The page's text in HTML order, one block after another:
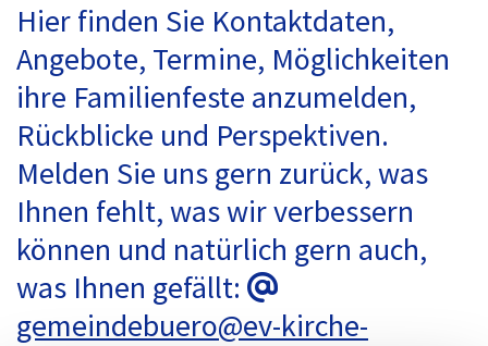
Hier finden Sie Kontaktdaten,
Angebote, Termine, Möglichkeiten
ihre Familienfeste anzumelden,
Rückblicke und Perspektiven.
Melden Sie uns gern zurück, was
Ihnen fehlt, was wir verbessern
können und natürlich gern auch,
was Ihnen gefällt: @
gemeindebuero@ev-kirche-